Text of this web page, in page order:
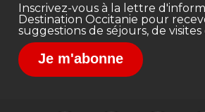
Inscrivez-vous à la lettre
Destination Occitanie pour
suggestions de séjours, de visites
Je m'abonne